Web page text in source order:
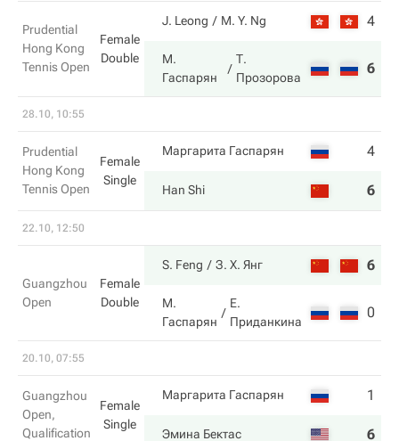
Prudential
Hong Kong
Tennis Open
Female
Double
J. Leong M. Y. Ng 4
М.
Гаспарян
Т.
Прозорова
6
28.10, 10:55
Prudential
Hong Kong
Tennis Open
Female
Single
Маргарита Гаспарян 4
Han Shi 6
22.10, 12:50
Guangzhou
Open
Female
Double
S. Feng З. Х. Янг 6
М.
Гаспарян
Е.
Приданкина
0
20.10, 07:55
Guangzhou
Open,
Qualification
Female
Single
Маргарита Гаспарян 1
Эмина Бектас 6